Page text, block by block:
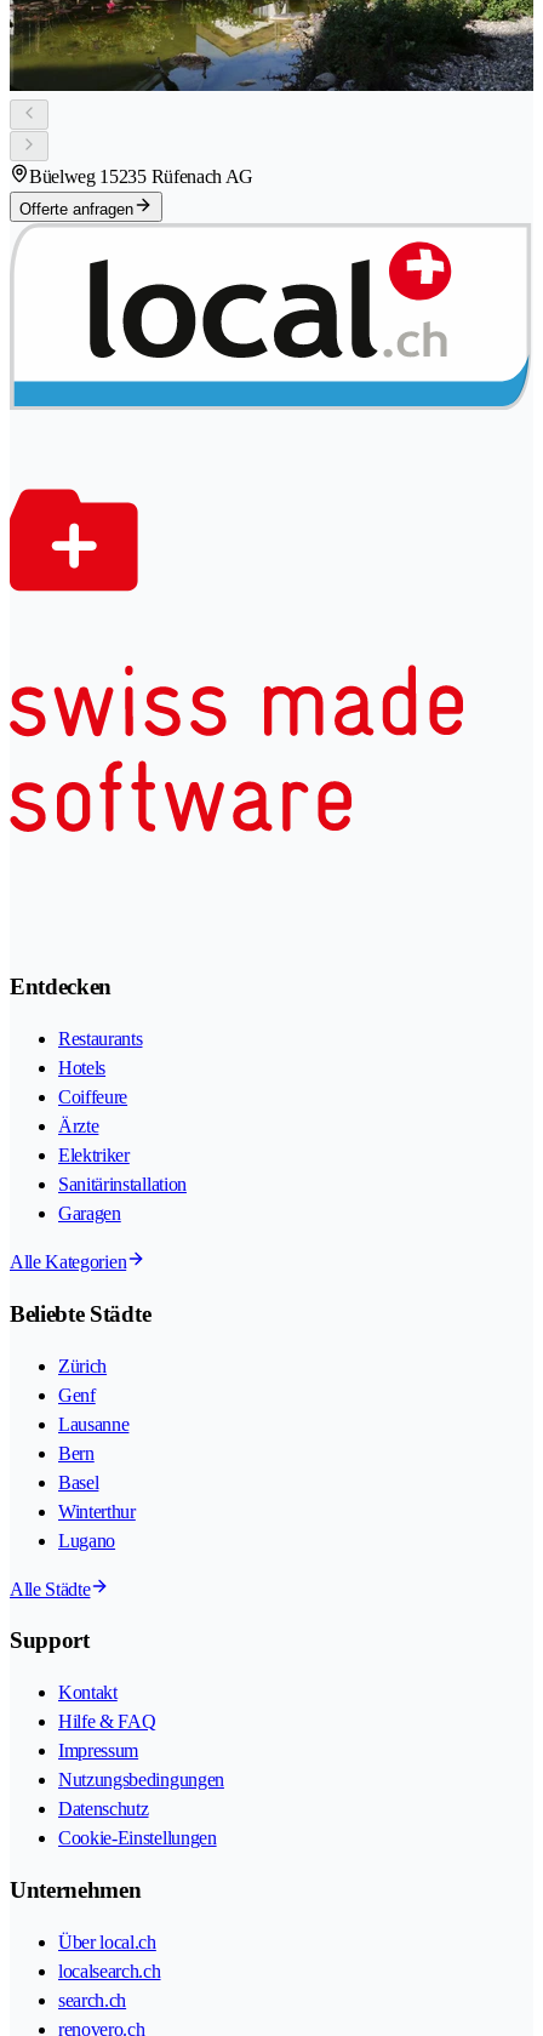
Büelweg 1 5235 Rüfenach AG
Offerte anfragen
Entdecken
Restaurants
Hotels
Coiffeure
Ärzte
Elektriker
Sanitärinstallation
Garagen
Alle Kategorien
Beliebte Städte
Zürich
Genf
Lausanne
Bern
Basel
Winterthur
Lugano
Alle Städte
Support
Kontakt
Hilfe & FAQ
Impressum
Nutzungsbedingungen
Datenschutz
Cookie-Einstellungen
Unternehmen
Über local.ch
localsearch.ch
search.ch
renovero.ch